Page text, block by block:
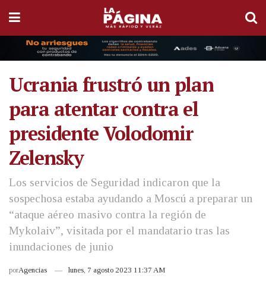
Ucrania frustró un plan
para atentar contra el
presidente Volodomir
Zelensky
Los servicios de Seguridad indicaron que la
sospechosa estaba ayudando a Moscú a preparar un
“ataque aéreo masivo contra la región de
Mykolaiv”, visitada por el mandatario tras las
inundaciones de junio
porAgencias lunes, 7 agosto 2023 11:37 AM